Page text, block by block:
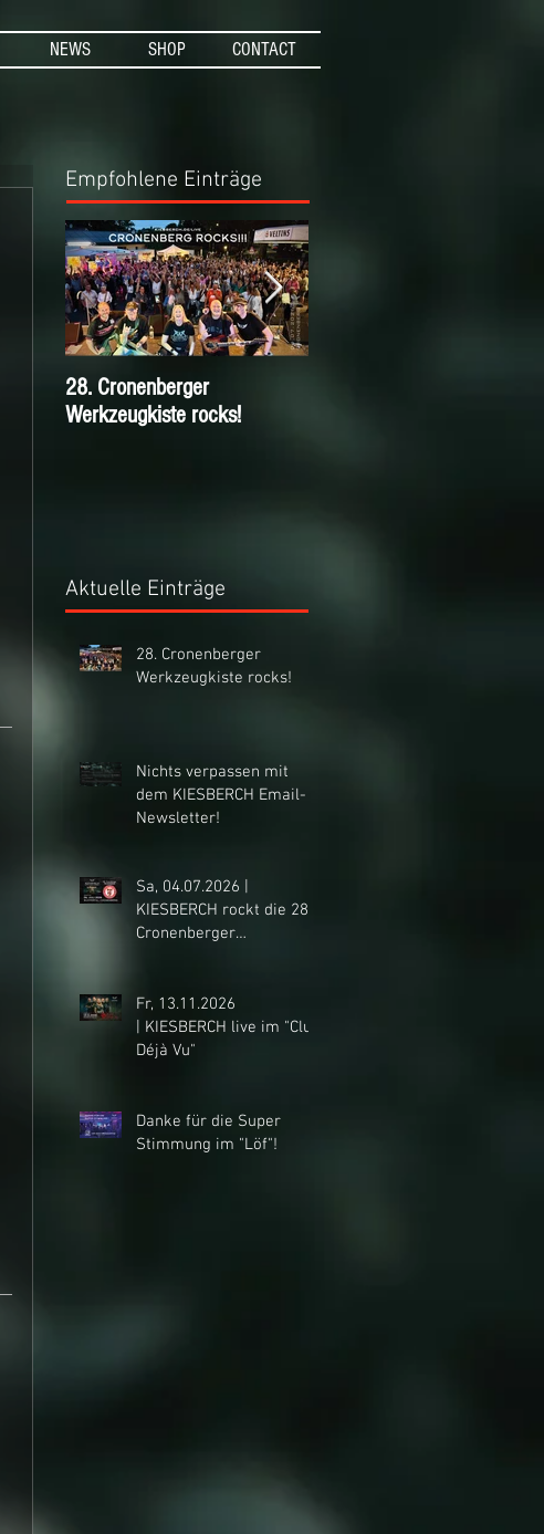
NEWS SHOP CONTACT
Empfohlene Einträge
28. Cronenberger
Werkzeugkiste rocks!
Aktuelle Einträge
28. Cronenberger
Werkzeugkiste rocks!
Nichts verpassen mit
dem KIESBERCH Email-
Newsletter!
Sa, 04.07.2026 |
KIESBERCH rockt die 28.
Cronenberger
Fr, 13.11.2026
| KIESBERCH live im "Club
Déjà Vu"
Danke für die Super
Stimmung im "Löf"!